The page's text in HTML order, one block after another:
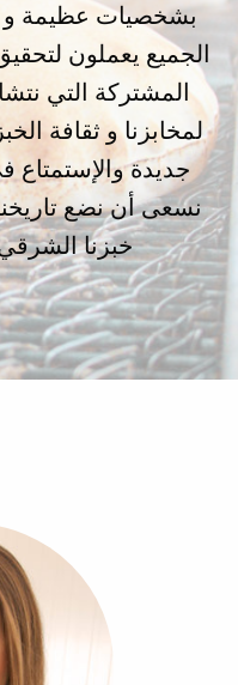
بشخصيات عظيمة و
الجميع يعملون
المشتركة التي
لمخابزنا و ثقافة
جديدة
نسعى أن نضع
خبزنا